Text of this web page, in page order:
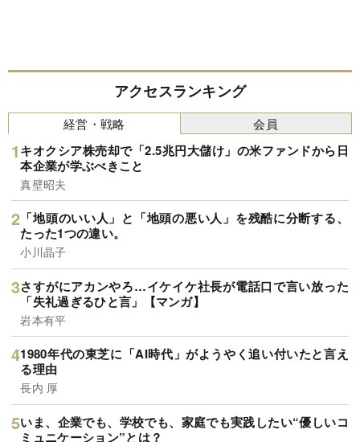
アクセスランキング
経営・戦略
キオクシア株売却で「2.5兆円大儲け」の米ファンドから日
本企業が学ぶべきこと
真壁昭夫
「地頭のいい人」と「地頭の悪い人」を残酷に分断する、
たった1つの違い。
小川晶子
さすがにアカンやろ…イケイケ社長が電話口で言い放った
「失礼過ぎるひと言」【マンガ】
岩本有平
1980年代の東芝に「AI時代」がようやく追い付いたと言え
る理由
長内 厚
いま、企業でも、学校でも、家庭でも実践したい“優しいコ
ミュニケーション”とは？
会員